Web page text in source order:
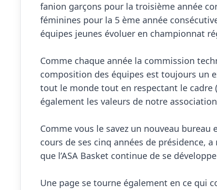
fanion garçons pour la troisième année
féminines pour la 5 ème année
équipes jeunes évoluer en championnat
Comme chaque année la commission
composition des équipes est toujours un
tout le monde tout en respectant le cadre
également les valeurs de notre
Comme vous le savez un nouveau
cours de ses cinq années de présidence,
que l’ASA Basket continue de se
Une page se tourne également en ce qui